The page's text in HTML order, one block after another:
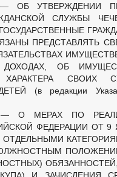
ОБ УТВЕРЖДЕНИИ
СЛУЖБЫ
ПРЕДСТАВЛЯТЬ
ОБ
ХАРАКТЕРА СВОИХ
(в редакции
О МЕРАХ ПО
ФЕДЕРАЦИИ ОТ 9
ОТДЕЛЬНЫМИ